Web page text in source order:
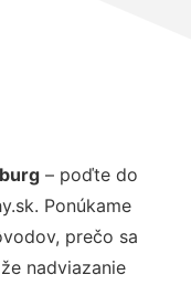
– poďte do
Ponúkame
prečo sa
nadviazanie